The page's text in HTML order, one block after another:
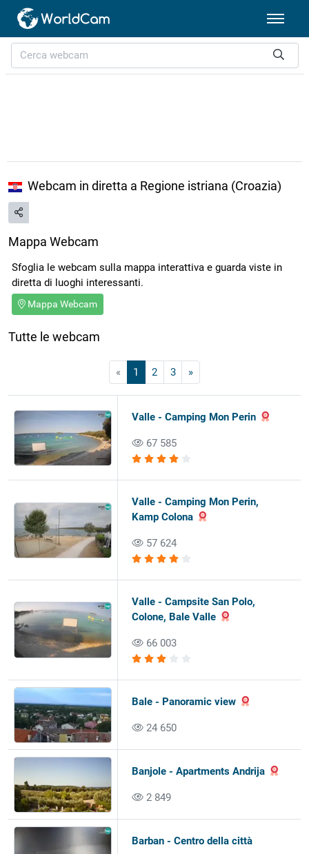
Webcam in diretta a Regione istriana (Croazia)
Mappa Webcam
Sfoglia le webcam sulla mappa interattiva e guarda viste in
diretta di luoghi interessanti.
Mappa Webcam
Tutte le webcam
« 1 2 3 »
Valle - Camping Mon Perin
67 585
Valle - Camping Mon Perin,
Kamp Colona
57 624
Valle - Campsite San Polo,
Colone, Bale Valle
66 003
Bale - Panoramic view
24 650
Banjole - Apartments Andrija
2 849
Barban - Centro della città